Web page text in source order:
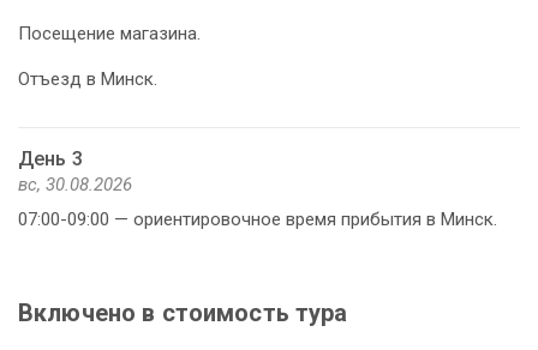
Посещение магазина.
Отъезд в Минск.
День 3
вс, 30.08.2026
07:00-09:00 — ориентировочное время прибытия в Минск.
Включено в стоимость тура